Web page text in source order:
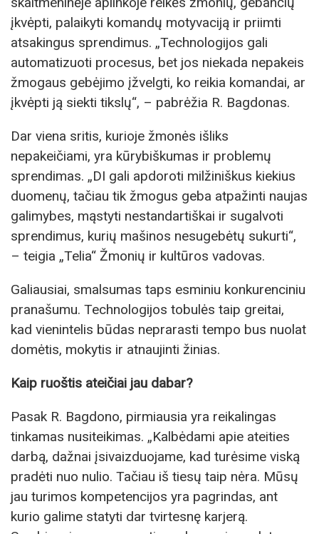
įkvėpti, palaikyti komandų motyvaciją ir priimti
atsakingus sprendimus. „Technologijos gali
automatizuoti procesus, bet jos niekada nepakeis
žmogaus gebėjimo įžvelgti, ko reikia komandai, ar
įkvėpti ją siekti tikslų“, – pabrėžia R. Bagdonas.
Dar viena sritis, kurioje žmonės išliks
nepakeičiami, yra kūrybiškumas ir problemų
sprendimas. „DI gali apdoroti milžiniškus kiekius
duomenų, tačiau tik žmogus geba atpažinti naujas
galimybes, mąstyti nestandartiškai ir sugalvoti
sprendimus, kurių mašinos nesugebėtų sukurti“,
– teigia „Telia“ Žmonių ir kultūros vadovas.
Galiausiai, smalsumas taps esminiu konkurenciniu
pranašumu. Technologijos tobulės taip greitai,
kad vienintelis būdas neprarasti tempo bus nuolat
domėtis, mokytis ir atnaujinti žinias.
Kaip ruoštis ateičiai jau dabar?
Pasak R. Bagdono, pirmiausia yra reikalingas
tinkamas nusiteikimas. „Kalbėdami apie ateities
darbą, dažnai įsivaizduojame, kad turėsime viską
pradėti nuo nulio. Tačiau iš tiesų taip nėra. Mūsų
jau turimos kompetencijos yra pagrindas, ant
kurio galime statyti dar tvirtesnę karjerą.